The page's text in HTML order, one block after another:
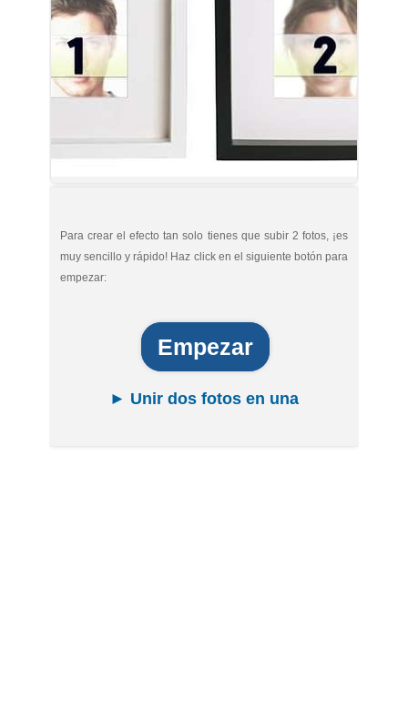
Para crear el efecto tan solo tienes que subir 2 fotos, ¡es
muy sencillo y rápido! Haz click en el siguiente botón para
empezar:
Empezar
► Unir dos fotos en una